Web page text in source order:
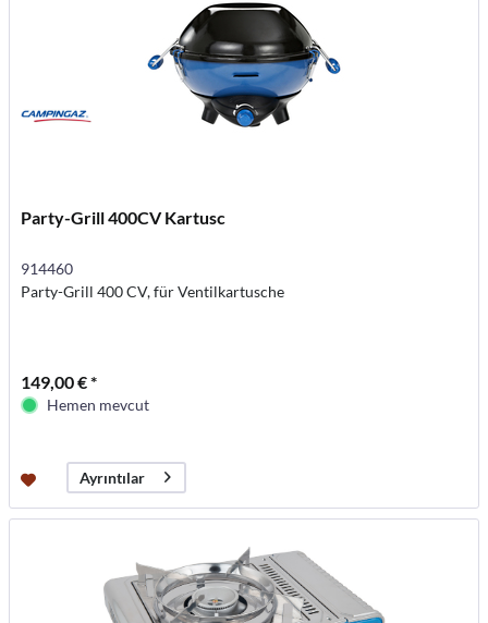
Party-Grill 400CV Kartusc
914460
Party-Grill 400 CV, für Ventilkartusche
149,00 € *
Hemen mevcut
Ayrıntılar